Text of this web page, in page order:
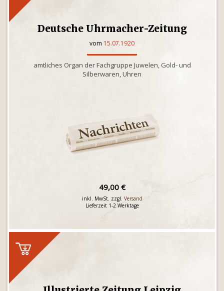
Deutsche Uhrmacher-Zeitung
vom 15.07.1920
amtliches Organ der Fachgruppe Juwelen, Gold- und
Silberwaren, Uhren
49,00 €
inkl. MwSt. zzgl. Versand
Lieferzeit 1-2 Werktage